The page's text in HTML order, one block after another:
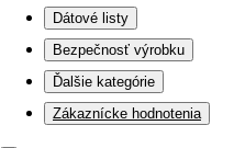
Dátové listy
Bezpečnosť výrobku
Ďalšie kategórie
Zákaznícke hodnotenia